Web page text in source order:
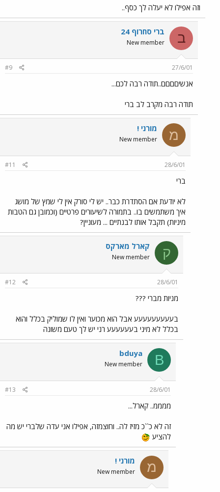
וזה אפילו לא יעלה לך כסף..
ב ברי סחרוף 24
New member
27/6/01
#9
אנשיםםםם..תודה רבה לכם...
תודה רבה מקרב לב ברי
מ מורני !
New member
28/6/01
#11
ברי
לא יודעת אם הסתדרת כבר.. יש לי סורק אין לי שמץ של מושג
איך משתמשים בו.. בתמורה לשיעורים פרטיים (וכמובן גם הטבות
מיניות) תקבל אותו לבנתיים ... מעוניין?
ק קארל מארקס
New member
28/6/01
#12
מניות מברי ???
בעעעעעעעעע אבל הוא מכוער ואין לו שמוליק בכלל והוא
בכלל לא מיני בעעעעעע רני יש לך טעם משונה
B
bduya
New member
28/6/01
#13
ממממ.. קארל...
זה לא כ``כ מזיז לה.. וחוצמזה, אפילו אני עדה שלברי יש מה
להציע
מ מורני !
New member